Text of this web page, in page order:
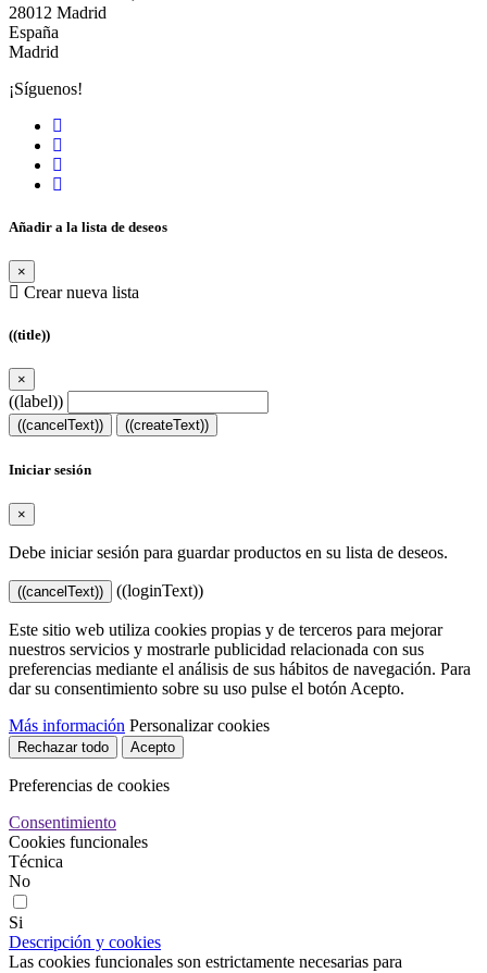
28012 Madrid
España
Madrid
¡Síguenos!
Añadir a la lista de deseos
×
Crear nueva lista
((title))
×
((label))
((cancelText)) ((createText))
Iniciar sesión
×
Debe iniciar sesión para guardar productos en su lista de deseos.
((cancelText)) ((loginText))
Este sitio web utiliza cookies propias y de terceros para mejorar
nuestros servicios y mostrarle publicidad relacionada con sus
preferencias mediante el análisis de sus hábitos de navegación. Para
dar su consentimiento sobre su uso pulse el botón Acepto.
Más información Personalizar cookies
Rechazar todo Acepto
Preferencias de cookies
Consentimiento
Cookies funcionales
Técnica
No
Si
Descripción y cookies
Las cookies funcionales son estrictamente necesarias para